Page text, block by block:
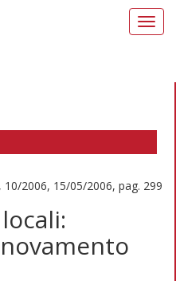
10/2006, 15/05/2006, pag. 299